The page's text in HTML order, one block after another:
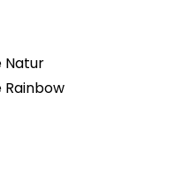
Natur
Rainbow